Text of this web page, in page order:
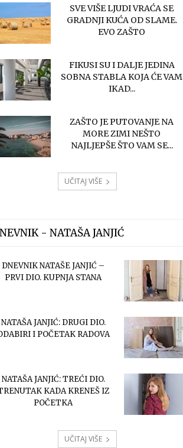
SVE VIŠE LJUDI VRAĆA SE
GRADNJI KUĆA OD SLAME.
EVO ZAŠTO
FIKUSI SU I DALJE JEDINA
SOBNA STABLA KOJA ĆE VAM
IKAD...
ZAŠTO JE PUTOVANJE NA
MORE ZIMI NEŠTO
NAJLJEPŠE ŠTO VAM SE...
UČITAJ VIŠE
- NATAŠA JANJIĆ
DNEVNIK NATAŠE JANJIĆ –
PRVI DIO. KUPNJA STANA
NATAŠA JANJIĆ: DRUGI DIO.
I POČETAK RADOVA
NATAŠA JANJIĆ: TREĆI DIO.
KADA KRENEŠ IZ
POČETKA
UČITAJ VIŠE